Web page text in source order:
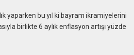
yaparken bu yıl ki bayram ikramiyelerini
birlikte 6 aylık enflasyon artışı yüzde